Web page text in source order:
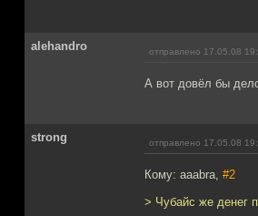
alehandro отправлено 17.05.08
А вот довёл бы
strong отправлено 17.05.08
Кому: aaabra, #2
> Чубайс же денег